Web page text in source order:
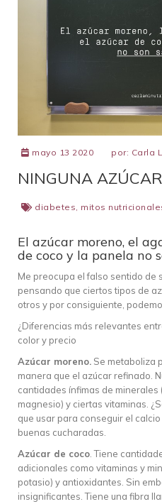
mayo 13 2020 por: Carla
NINGUNA
diabetes, mitos
El azúcar moreno, el
de coco y la panela no
Me preocupa el falso sentido de
pensando que ciertos tipos de
otros y por consiguiente,
¿Diferencias más relevantes
color y precio
Azúcar moreno. Se metaboliza
manera que el azúcar refinado.
cantidades ínfimas de minerales
magnesio) y ciertas vitaminas.
que usar para conseguir el
buenas cucharadas.
Azúcar de coco. Tiene
adicionales como vitaminas y
potasio) y antioxidantes. Sin
insignificantes. Tiene una fibra